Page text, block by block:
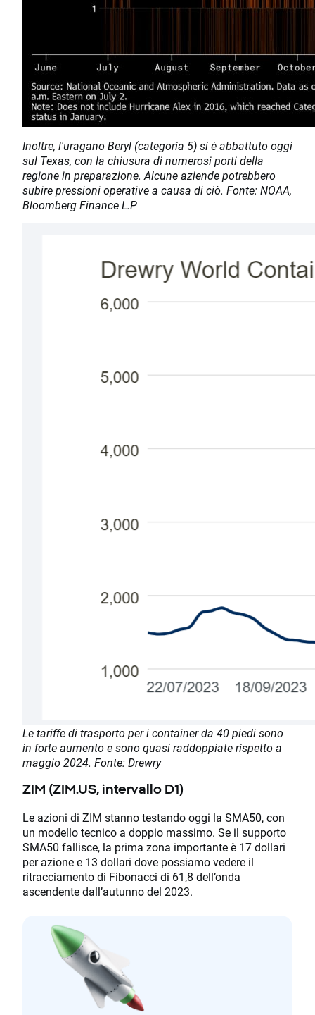
Inoltre, l'uragano Beryl (categoria 5) si è abbattuto oggi
sul Texas, con la chiusura di numerosi porti della
regione in preparazione. Alcune aziende potrebbero
subire pressioni operative a causa di ciò. Fonte: NOAA,
Bloomberg Finance L.P
Le tariffe di trasporto per i container da 40 piedi sono
in forte aumento e sono quasi raddoppiate rispetto a
maggio 2024. Fonte: Drewry
ZIM (ZIM.US, intervallo D1)
Le azioni di ZIM stanno testando oggi la SMA50, con
un modello tecnico a doppio massimo. Se il supporto
SMA50 fallisce, la prima zona importante è 17 dollari
per azione e 13 dollari dove possiamo vedere il
ritracciamento di Fibonacci di 61,8 dell’onda
ascendente dall’autunno del 2023.